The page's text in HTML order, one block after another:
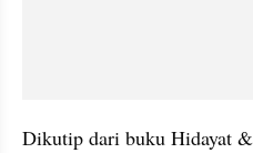
Dikutip dari buku Hidayat